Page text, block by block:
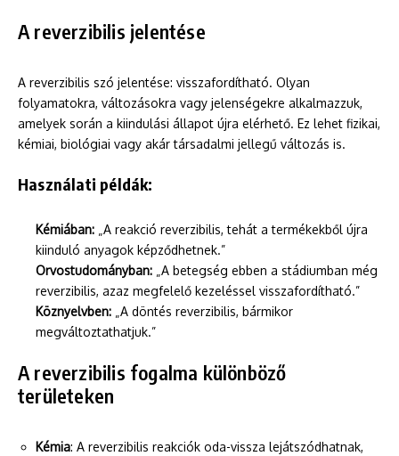
A reverzibilis jelentése
A reverzibilis szó jelentése: visszafordítható. Olyan
folyamatokra, változásokra vagy jelenségekre alkalmazzuk,
amelyek során a kiindulási állapot újra elérhető. Ez lehet fizikai,
kémiai, biológiai vagy akár társadalmi jellegű változás is.
Használati példák:
Kémiában: „A reakció reverzibilis, tehát a termékekből újra
kiinduló anyagok képződhetnek.”
Orvostudományban: „A betegség ebben a stádiumban még
reverzibilis, azaz megfelelő kezeléssel visszafordítható.”
Köznyelvben: „A döntés reverzibilis, bármikor
megváltoztathatjuk.”
A reverzibilis fogalma különböző
területeken
Kémia: A reverzibilis reakciók oda-vissza lejátszódhatnak,